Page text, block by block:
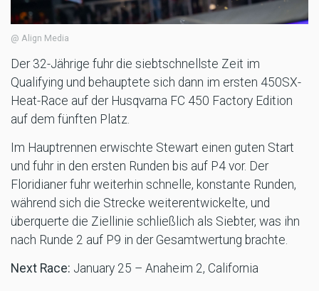
@ Align Media
Der 32-Jährige fuhr die siebtschnellste Zeit im
Qualifying und behauptete sich dann im ersten 450SX-
Heat-Race auf der Husqvarna FC 450 Factory Edition
auf dem fünften Platz.
Im Hauptrennen erwischte Stewart einen guten Start
und fuhr in den ersten Runden bis auf P4 vor. Der
Floridianer fuhr weiterhin schnelle, konstante Runden,
während sich die Strecke weiterentwickelte, und
überquerte die Ziellinie schließlich als Siebter, was ihn
nach Runde 2 auf P9 in der Gesamtwertung brachte.
Next Race: January 25 – Anaheim 2, California